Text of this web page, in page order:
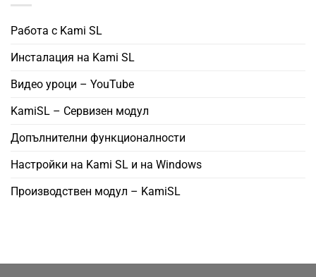
Работа с Kami SL
Инсталация на Kami SL
Видео уроци – YouTube
KamiSL – Сервизен модул
Допълнителни функционалности
Настройки на Kami SL и на Windows
Производствен модул – KamiSL